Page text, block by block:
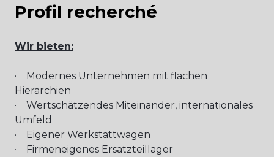
Profil recherché
Wir bieten:
· Modernes Unternehmen mit flachen
Hierarchien
· Wertschätzendes Miteinander, internationales
Umfeld
· Eigener Werkstattwagen
· Firmeneigenes Ersatzteillager